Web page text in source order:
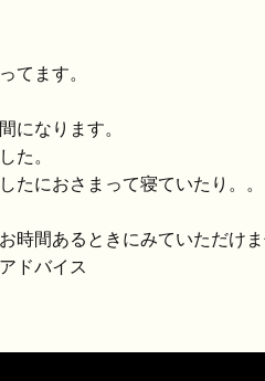
てます。
になります。
た。
たにおさまって寝ていたり。。
時間あるときにみていただけ
ドバイス